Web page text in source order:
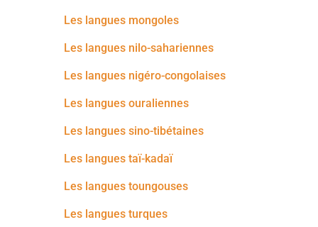
Les langues mongoles
Les langues nilo-sahariennes
Les langues nigéro-congolaises
Les langues ouraliennes
Les langues sino-tibétaines
Les langues taï-kadaï
Les langues toungouses
Les langues turques